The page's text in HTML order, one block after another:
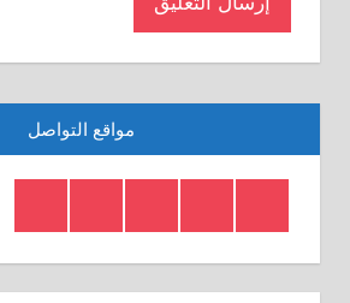
مواقع التواصل